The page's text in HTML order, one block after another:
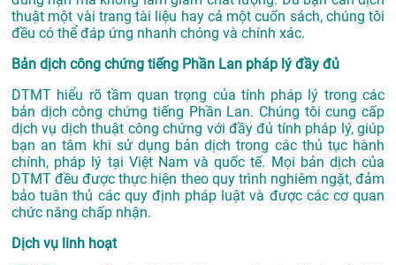
thuật một vài trang tài liệu hay cả một cuốn sách, chúng tôi
đều có thể đáp ứng nhanh chóng và chính xác.
Bản dịch công chứng tiếng Phần Lan pháp lý đầy đủ
DTMT hiểu rõ tầm quan trọng của tính pháp lý trong các
bản dịch công chứng tiếng Phần Lan. Chúng tôi cung cấp
dịch vụ dịch thuật công chứng với đầy đủ tính pháp lý, giúp
bạn an tâm khi sử dụng bản dịch trong các thủ tục hành
chính, pháp lý tại Việt Nam và quốc tế. Mọi bản dịch của
DTMT đều được thực hiện theo quy trình nghiêm ngặt, đảm
bảo tuân thủ các quy định pháp luật và được các cơ quan
chức năng chấp nhận.
Dịch vụ linh hoạt